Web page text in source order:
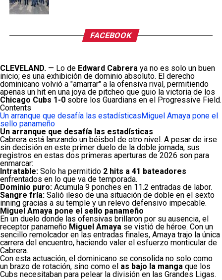
FACEBOOK
CLEVELAND. — Lo de Edward Cabrera ya no es solo un buen
inicio; es una exhibición de dominio absoluto. El derecho
dominicano volvió a "amarrar" a la ofensiva rival, permitiendo
apenas un hit en una joya de pitcheo que guio la victoria de los
Chicago Cubs 1-0 sobre los Guardians en el Progressive Field.
Contents
Un arranque que desafía las estadísticasMiguel Amaya pone el
sello panameño
Un arranque que desafía las estadísticas
Cabrera está lanzando un béisbol de otro nivel. A pesar de irse
sin decisión en este primer duelo de la doble jornada, sus
registros en estas dos primeras aperturas de 2026 son para
enmarcar:
Intratable: Solo ha permitido 2 hits a 41 bateadores
enfrentados en lo que va de temporada.
Dominio puro: Acumula 9 ponches en 11.2 entradas de labor.
Sangre fría: Salió ileso de una situación de doble en el sexto
inning gracias a su temple y un relevo defensivo impecable.
Miguel Amaya pone el sello panameño
En un duelo donde las ofensivas brillaron por su ausencia, el
receptor panameño Miguel Amaya se vistió de héroe. Con un
sencillo remolcador en las entradas finales, Amaya trajo la única
carrera del encuentro, haciendo valer el esfuerzo monticular de
Cabrera.
Con esta actuación, el dominicano se consolida no solo como
un brazo de rotación, sino como el as bajo la manga que los
Cubs necesitaban para pelear la división en las Grandes Ligas.